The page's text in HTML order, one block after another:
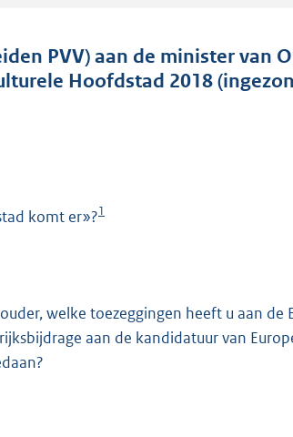
PVV) aan de minister van
Hoofdstad 2018
komt er»?1
welke toezeggingen heeft u aan de
aan de kandidatuur van